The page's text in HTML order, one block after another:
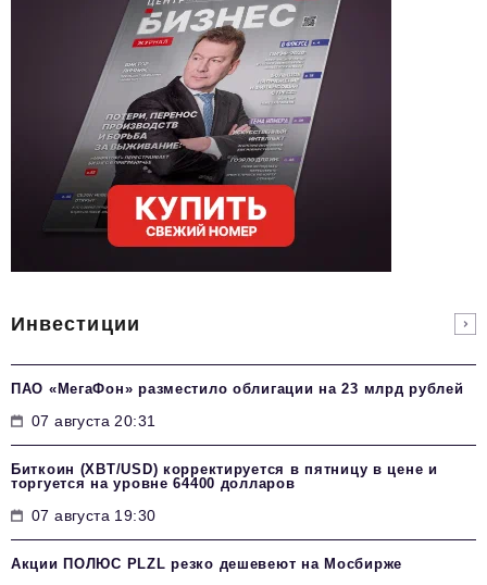
Инвестиции
ПАО «МегаФон» разместило облигации на 23 млрд рублей
07 августа 20:31
Биткоин (XBT/USD) корректируется в пятницу в цене и
торгуется на уровне 64400 долларов
07 августа 19:30
Акции ПОЛЮС PLZL резко дешевеют на Мосбирже